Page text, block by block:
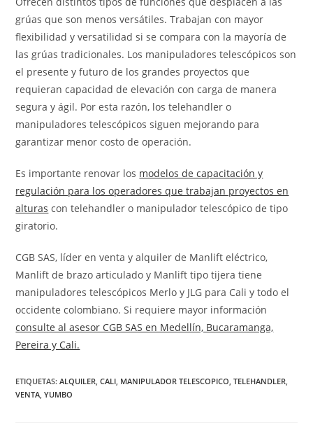
grúas que son menos versátiles. Trabajan con mayor
flexibilidad y versatilidad si se compara con la mayoría de
las grúas tradicionales. Los manipuladores telescópicos son
el presente y futuro de los grandes proyectos que
requieran capacidad de elevación con carga de manera
segura y ágil. Por esta razón, los telehandler o
manipuladores telescópicos siguen mejorando para
garantizar menor costo de operación.
Es importante renovar los modelos de capacitación y
regulación para los operadores que trabajan proyectos en
alturas con telehandler o manipulador telescópico de tipo
giratorio.
CGB SAS, líder en venta y alquiler de Manlift eléctrico,
Manlift de brazo articulado y Manlift tipo tijera tiene
manipuladores telescópicos Merlo y JLG para Cali y todo el
occidente colombiano. Si requiere mayor información
consulte al asesor CGB SAS en Medellín, Bucaramanga,
Pereira y Cali.
ETIQUETAS:ALQUILER, CALI, MANIPULADOR TELESCOPICO, TELEHANDLER,
VENTA, YUMBO